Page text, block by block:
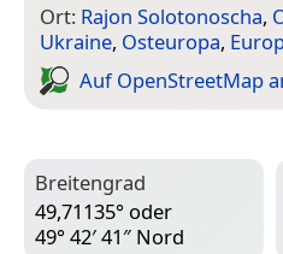
Ort: Rajon Solotonoscha,
Ukraine, Osteuropa,
Auf Open­Street­Map
Breitengrad
49,71135° oder
49° 42′ 41″ Nord